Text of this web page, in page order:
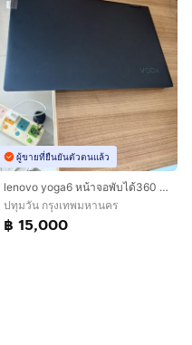
ผู้ขายที่ยืนยันตัวตนแล้ว
lenovo yoga6 หน้าจอพับได้360 ใช้งานน้อยมากก
ปทุมวัน กรุงเทพมหานคร
฿ 15,000